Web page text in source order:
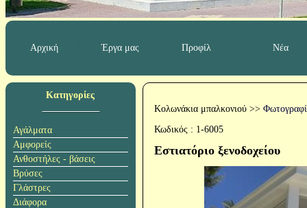
Αρχική Έργα μας Προφίλ Νέα
Κατηγορίες
Αγάλματα
Αμφορείς
Ανθοστήλες - βάσεις
Βρύσες
Γλάστρες
Διάφορα
Κολωνάκια μπαλκονιού >>
Κωδικός : 1-6005
Εστιατόριο ξενοδοχείου